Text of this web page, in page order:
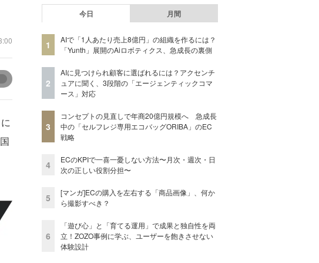
今日 月間
1
AIで「1人あたり売上8億円」の組織を作るには？
「Yunth」展開のAiロボティクス、急成長の裏側
2
AIに見つけられ顧客に選ばれるには？アクセンチ
ュアに聞く、3段階の「エージェンティックコマ
ース」対応
3
コンセプトの見直しで年商20億円規模へ 急成長
中の「セルフレジ専用エコバッグORIBA」のEC
戦略
4
ECのKPIで一喜一憂しない方法〜月次・週次・日
次の正しい役割分担〜
5
[マンガ]ECの購入を左右する「商品画像」、何か
ら撮影すべき？
6
「遊び心」と「育てる運用」で成果と独自性を両
立！ZOZO事例に学ぶ、ユーザーを飽きさせない
体験設計